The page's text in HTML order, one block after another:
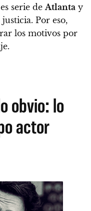
serie deAtlanta y
justicia. Por eso,
los motivos por
obvio: lo
actor